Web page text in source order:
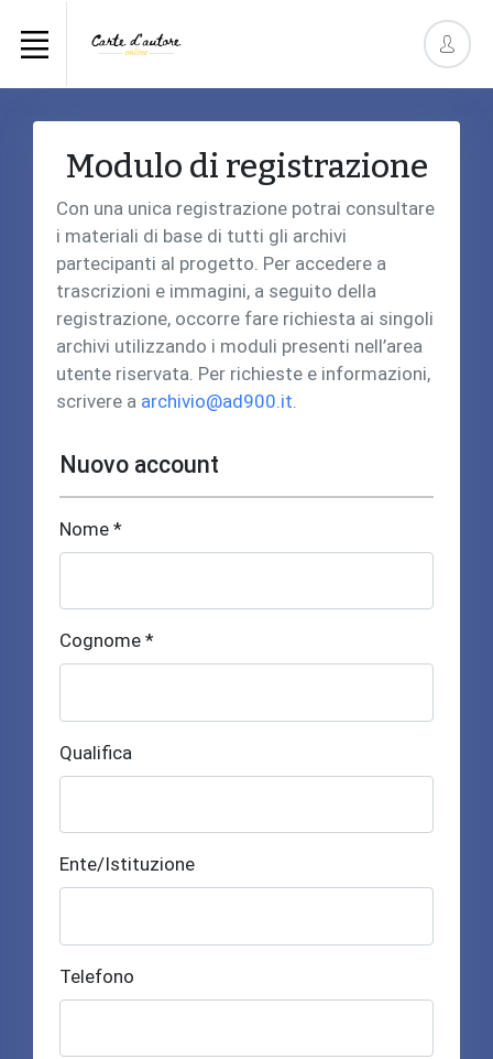
Modulo di registrazione
Con una unica registrazione potrai consultare
i materiali di base di tutti gli archivi
partecipanti al progetto. Per accedere a
trascrizioni e immagini, a seguito della
registrazione, occorre fare richiesta ai singoli
archivi utilizzando i moduli presenti nell’area
utente riservata. Per richieste e informazioni,
scrivere a archivio@ad900.it.
Nuovo account
Nome *
Cognome *
Qualifica
Ente/Istituzione
Telefono